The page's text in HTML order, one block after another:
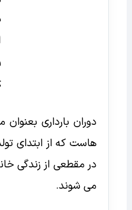
دوران بارداری
هاست که از ابتدای
در مقطعی از زندگی
می شوند.